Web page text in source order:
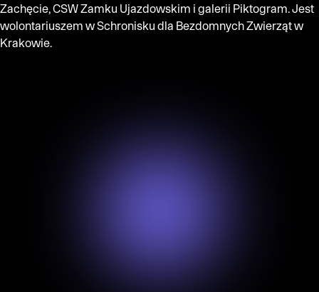
Zachęcie, CSW Zamku Ujazdowskim i galerii Piktogram. Jest
wolontariuszem w Schronisku dla Bezdomnych Zwierząt w
Krakowie.